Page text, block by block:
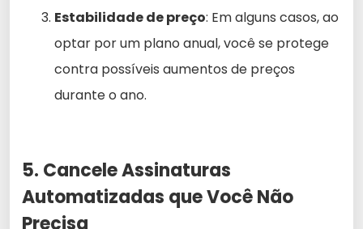
Estabilidade de preço: Em alguns casos, ao
optar por um plano anual, você se protege
contra possíveis aumentos de preços
durante o ano.
5. Cancele Assinaturas
Automatizadas que Você Não